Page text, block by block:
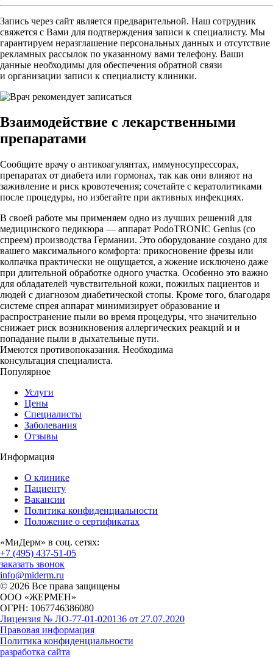
Запись через сайт является предварительной. Наш сотрудник
свяжется с Вами для подтверждения записи к специалисту. Мы
гарантируем неразглашение персональных данных и отсутствие
рекламных рассылок по указанному вами телефону. Ваши
данные необходимы для обеспечения обратной связи
и организации записи к специалисту клиники.
Взаимодействие с лекарственными
препаратами
Сообщите врачу о антикоагулянтах, иммуносупрессорах,
препаратах от диабета или гормонах, так как они влияют на
заживление и риск кровотечения; сочетайте с кератолитиками
после процедуры, но избегайте при активных инфекциях.
В своей работе мы применяем одно из лучших решений для
медицинского педикюра — аппарат PodoTRONIC Genius (со
спреем) производства Германии. Это оборудование создано для
вашего максимального комфорта: прикосновение фрезы или
колпачка практически не ощущается, а жжение исключено даже
при длительной обработке одного участка. Особенно это важно
для обладателей чувствительной кожи, пожилых пациентов и
людей с диагнозом диабетической стопы. Кроме того, благодаря
системе спрея аппарат минимизирует образование и
распространение пыли во время процедуры, что значительно
снижает риск возникновения аллергических реакций и и
попадание пыли в дыхательные пути.
Имеются противопоказания. Необходима
консультация специалиста.
Популярное
Услуги
Цены
Специалисты
Заболевания
Отзывы
Информация
О клинике
Пациенту
Вакансии
Политика конфиденциальности
Положение о сертификатах
«МиДерм» в соц. сетях:
+7 (495) 437-51-05
заказать звонок
info@miderm.ru
© 2026 Все права защищены
ООО «ЖЕРМЕН»
ОГРН: 1067746386080
Лицензия № ЛО-77-01-020136 от 27.07.2020
Правовая информация
Политика конфиденциальности
разработка сайта